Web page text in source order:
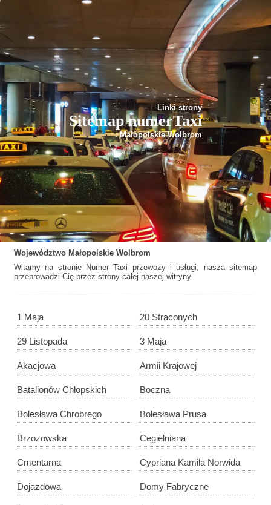
Linki strony
Sitemap numerTaxi
Małopolskie Wolbrom
Województwo Małopolskie Wolbrom
Witamy na stronie Numer Taxi przewozy i usługi, nasza sitemap
przeprowadzi Cię przez strony całej naszej witryny
1 Maja 20 Straconych
29 Listopada 3 Maja
Akacjowa Armii Krajowej
Batalionów Chłopskich Boczna
Bolesława Chrobrego Bolesława Prusa
Brzozowska Cegielniana
Cmentarna Cypriana Kamila Norwida
Dojazdowa Domy Fabryczne